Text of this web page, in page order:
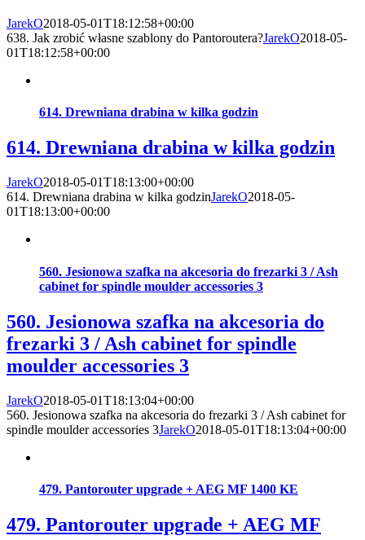
JarekO2018-05-01T18:12:58+00:00
638. Jak zrobić własne szablony do Pantoroutera?JarekO2018-05-
01T18:12:58+00:00
614. Drewniana drabina w kilka godzin
614. Drewniana drabina w kilka godzin
JarekO2018-05-01T18:13:00+00:00
614. Drewniana drabina w kilka godzinJarekO2018-05-
01T18:13:00+00:00
560. Jesionowa szafka na akcesoria do frezarki 3 / Ash
cabinet for spindle moulder accessories 3
560. Jesionowa szafka na akcesoria do
frezarki 3 / Ash cabinet for spindle
moulder accessories 3
JarekO2018-05-01T18:13:04+00:00
560. Jesionowa szafka na akcesoria do frezarki 3 / Ash cabinet for
spindle moulder accessories 3JarekO2018-05-01T18:13:04+00:00
479. Pantorouter upgrade + AEG MF 1400 KE
479. Pantorouter upgrade + AEG MF